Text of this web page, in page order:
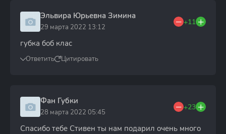
Эльвира Юрьевна Зимина
29 марта 2022 13:12
+11
губка боб клас
Ответить Цитировать
Фан Губки
28 марта 2022 05:45
+23
Спасибо тебе Стивен ты нам подарил очень много